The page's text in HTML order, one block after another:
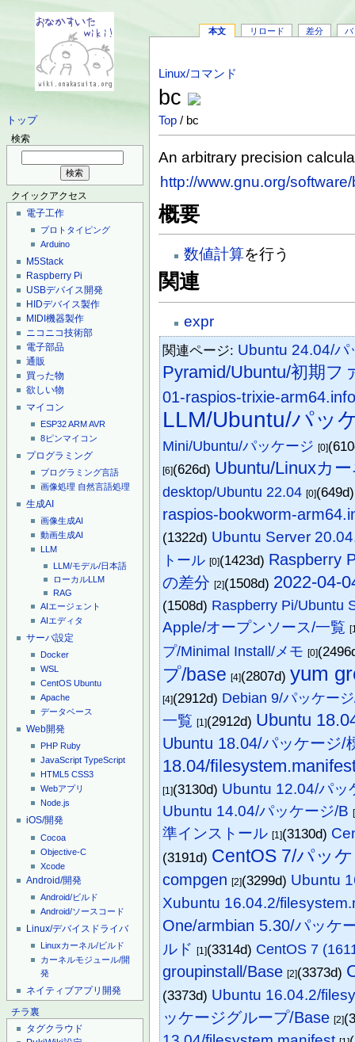
トップ
検索
クイックアクセス
電子工作
プロトタイピング
Arduino
M5Stack
Raspberry Pi
USBデバイス開発
HIDデバイス製作
MIDI機器製作
ニコニコ技術部
電子部品
通販
買った物
欲しい物
マイコン
ESP32ARMAVR
8ピンマイコン
プログラミング
プログラミング言語
画像処理 自然言語処理
生成AI
画像生成AI
動画生成AI
LLM
LLM/モデル/日本語
ローカルLLM
RAG
AIエージェント
AIエディタ
サーバ設定
Docker
WSL
CentOS Ubuntu
Apache
データベース
Web開発
PHP Ruby
JavaScript TypeScript
HTML5 CSS3
Webアプリ
Node.js
iOS/開発
Cocoa
Objective-C
Xcode
Android/開発
Android/ビルド
Android/ソースコード
Linux/デバイスドライバ
Linuxカーネル/ビルド
カーネルモジュール/開
発
ネイティブアプリ開発
チラ裏
タグクラウド
本文 リロード 差分 バ
Linux/コマンド
bc
Top / bc
An arbitrary precision
http://www.gnu.org/
概要
数値計算を行う
関連
expr
関連ページ: Ubuntu 24.04/パ
Pyramid/Ubuntu/初期フ
01-raspios-trixie-
LLM/Ubuntu/パッ
Mini/Ubuntu/パッケージ [0]
[6](626d) Ubuntu/Linuxカ
desktop/Ubuntu 22.04 [0]
raspios-bookworm-
(1322d) Ubuntu Server
トール [0](1423d) Raspberry
の差分 [2](1508d) 2022-04-
(1508d) Raspberry Pi/Ubuntu
Apple/オープンソース/一覧
プ/Minimal Install/メモ [0]
プ/base [4](2807d)yum
[4](2912d) Debian 9/パッケー
一覧 [1](2912d) Ubuntu
Ubuntu 18.04/パッケージ/
18.04/
[1](3130d) Ubuntu 12.04/パッ
Ubuntu 14.04/パッケージ/B
準インストール [1](3130d)
(3191d) CentOS 7/パッ
compgen [2](3299d) Ubuntu
Xubuntu 16.04.2/
One/armbian 5.30/パッケ
ルド [1](3314d) CentOS 7
groupinstall/Base [2](3373d)
(3373d) Ubuntu 16.04.2/
ッケージグループ/Base [2]